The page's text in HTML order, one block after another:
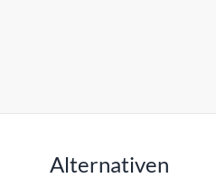
Alternativen